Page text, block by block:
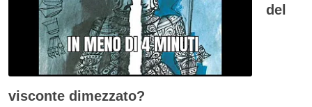
del
visconte dimezzato?